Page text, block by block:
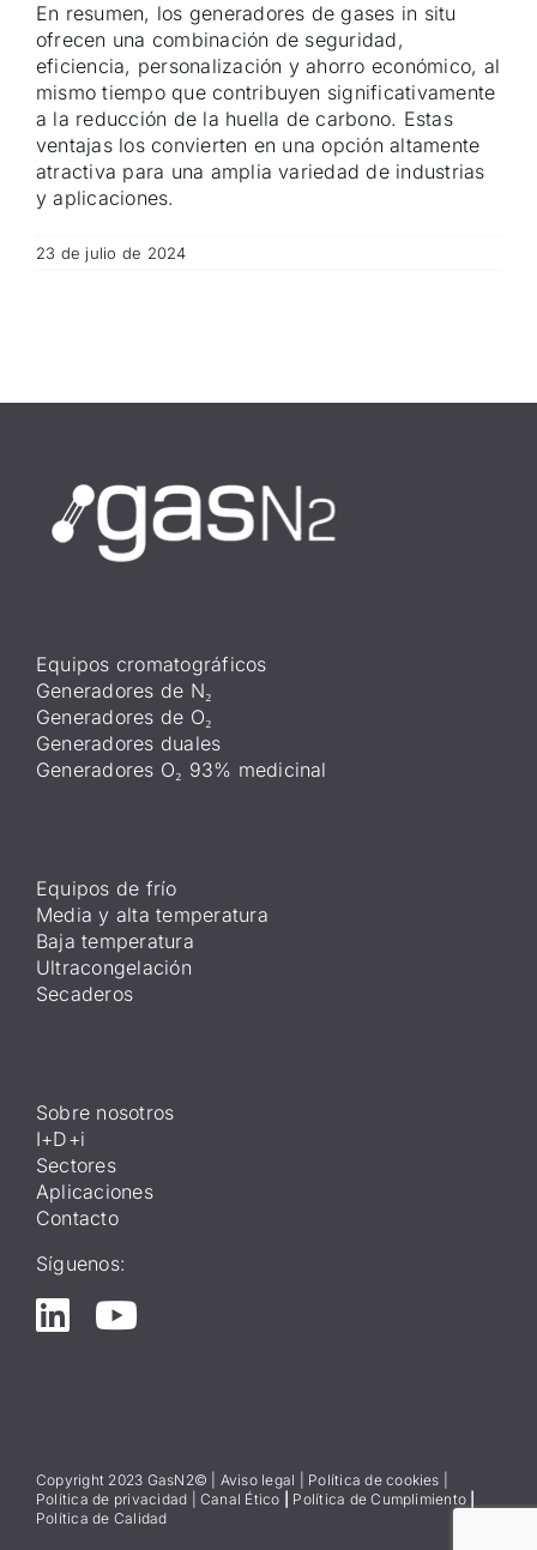
En resumen, los generadores de gases in situ
ofrecen una combinación de seguridad,
eficiencia, personalización y ahorro económico, al
mismo tiempo que contribuyen significativamente
a la reducción de la huella de carbono. Estas
ventajas los convierten en una opción altamente
atractiva para una amplia variedad de industrias
y aplicaciones.
23 de julio de 2024
Equipos cromatográficos
Generadores de N₂
Generadores de O₂
Generadores duales
Generadores O₂ 93% medicinal
Equipos de frío
Media y alta temperatura
Baja temperatura
Ultracongelación
Secaderos
Sobre nosotros
I+D+i
Sectores
Aplicaciones
Contacto
Síguenos:
Copyright 2023 GasN2© | Aviso legal Política de cookies
Política de privacidad
Canal Ético Política de Cumplimiento
Política de Calidad